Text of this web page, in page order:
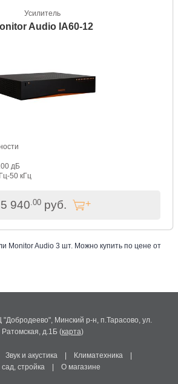
Усилитель
Audio IA60-12
дБ
50 кГц
5 940 .00руб.
Monitor Audio 3 шт. Можно купить по цене от
Минский р-н, п.Тарасово, ул.
Ратомская, д.1Б(карта)
Звук и акустика Климатехника
стройка
О магазине